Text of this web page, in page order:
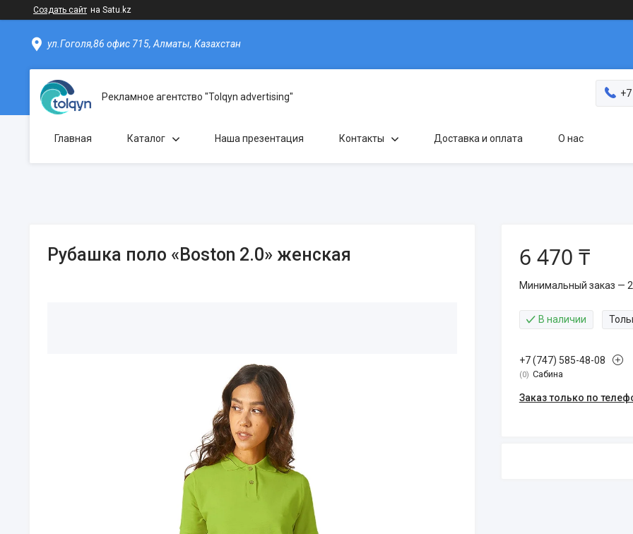
Создать сайт на Satu.kz
ул.Гоголя,86 офис 715, Алматы, Казахстан
Рекламное агентство "Tolqyn advertising"
Главная Каталог Наша презентация Контакты Доставка и оплата О нас
Рубашка поло «Boston 2.0» женская 6 470 ₸
Минимальный заказ — 2
В наличии
+7 (747) 585-48-08
0 Сабина
Заказ только по